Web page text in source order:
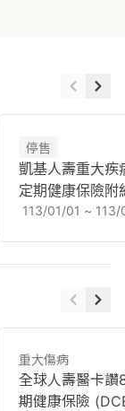
停售
凱基人壽重大疾
定期健康保險附
113/01/01 ~
重大傷病
全球人壽醫卡
期健康保險